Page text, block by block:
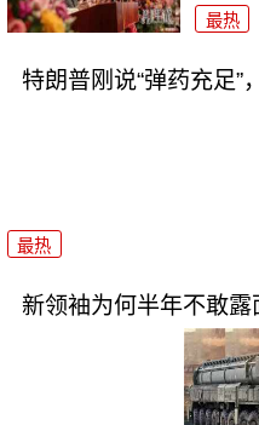
最热
特朗普刚说“弹药充足”
最热
新领袖为何半年不敢